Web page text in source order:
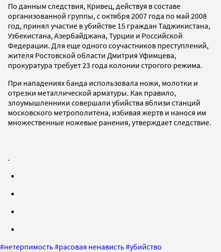
По данным следствия, Кривец, действуя в составе
организованной группы, с октября 2007 года по май 2008
год, принял участие в убийстве 15 граждан Таджикистана,
Узбекистана, Азербайджана, Турции и Российской
Федерации. Для еще одного соучастников преступлений,
жителя Ростовской области Дмитрия Уфимцева,
прокуратура требует 23 года колонии строгого режима.
При нападениях банда использовала ножи, молотки и
отрезки металлической арматуры. Как правило,
злоумышленники совершали убийства вблизи станций
московского метрополитена, избивая жертв и нанося им
множественные ножевые ранения, утверждает следствие.
.
#нетерпимость#расовая ненависть#убийство